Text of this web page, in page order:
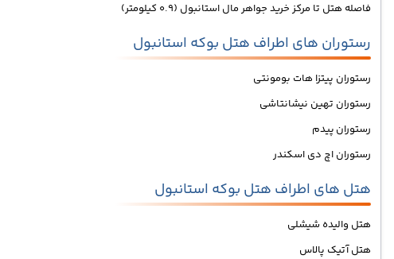
فاصله هتل تا مرکز خرید جواهر مال استانبول (0.9 کیلومتر)
رستوران های اطراف هتل بوکه استانبول
رستوران پیتزا هات بومونتی
رستوران تهین نیشانتاشی
رستوران پیدم
رستوران اچ دی اسکندر
هتل های اطراف هتل بوکه استانبول
هتل والیده شیشلی
هتل آتیک پالاس